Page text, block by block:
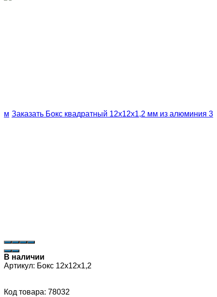
В наличии
Артикул: Бокс 12х12х1,2
Код товара: 78032